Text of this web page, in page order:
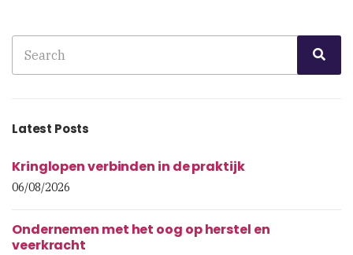
Search
for:
Latest Posts
Kringlopen verbinden in de praktijk
06/08/2026
Ondernemen met het oog op herstel en
veerkracht